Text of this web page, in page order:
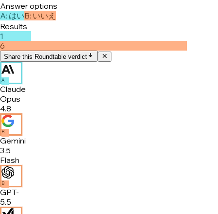
Answer options
A: はいB: いいえ
Results
1
6
Share this Roundtable verdict
A
Claude
Opus
4.8
B
Gemini
3.5
Flash
B
GPT-
5.5